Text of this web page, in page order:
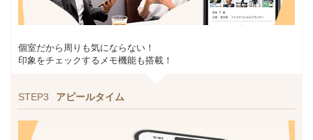
個室だから周りも気にならない！
印象をチェックするメモ機能も搭載！
STEP3 アピールタイム